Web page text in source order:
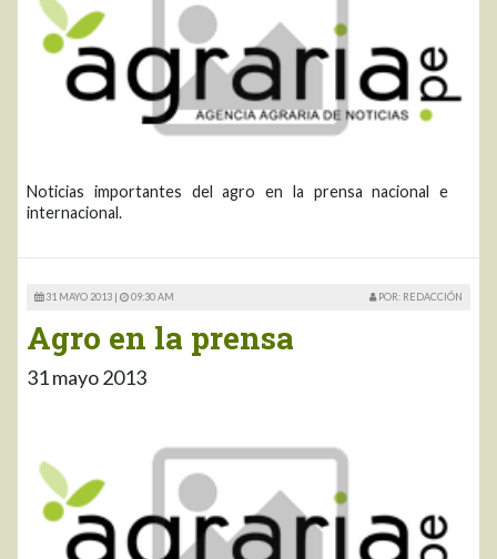
Noticias importantes del agro en la prensa nacional e
internacional.
31 MAYO 2013 | 09:30 AM POR: REDACCIÓN
Agro en la prensa
31 mayo 2013